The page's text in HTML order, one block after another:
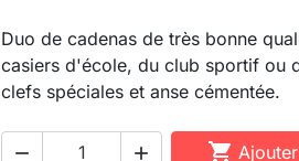
Duo de cadenas de très bonne
casiers d'école, du club sportif ou
clefs spéciales et anse cémentée.
  